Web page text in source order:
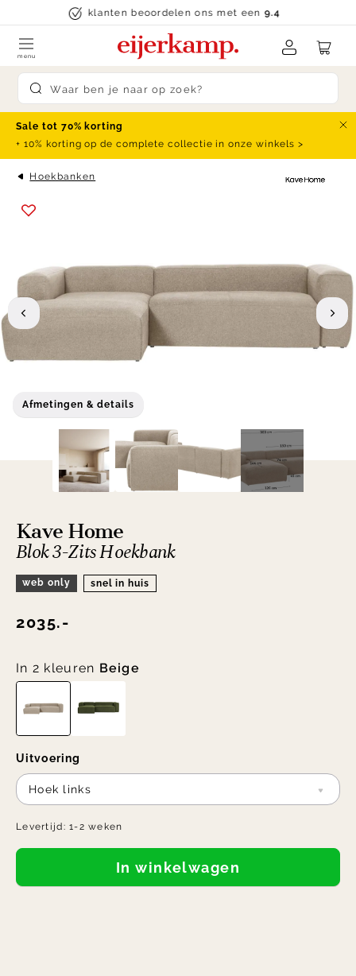
Skip to contentklanten beoordelen ons met een9.4
Submit search
menu
Sale tot 70% korting
+ 10% korting op de complete collectie in onze winkels >
Hoekbanken
Afmetingen & details
Kave Home
Blok 3-Zits Hoekbank
web only snel in huis
2035.-
In 2 kleuren Beige
Uitvoering
Hoek links
Levertijd:1-2 weken
In winkelwagen